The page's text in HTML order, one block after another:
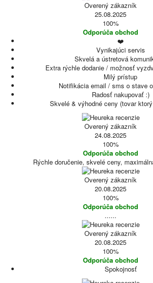
Overený zákazník
25.08.2025
100%
Odporúča obchod
❤️
Vynikajúci servis
Skvelá a ústretová
Extra rýchle dodanie / možnosť
Milý prístup
Notifikácia email / sms o stave
Radosť nakupovať :)
Skvelé & výhodné ceny (tovar
Overený zákazník
24.08.2025
100%
Odporúča obchod
Rýchle doručenie, skvelé ceny,
Overený zákazník
20.08.2025
100%
Odporúča obchod
......
Overený zákazník
20.08.2025
100%
Odporúča obchod
Spokojnosť